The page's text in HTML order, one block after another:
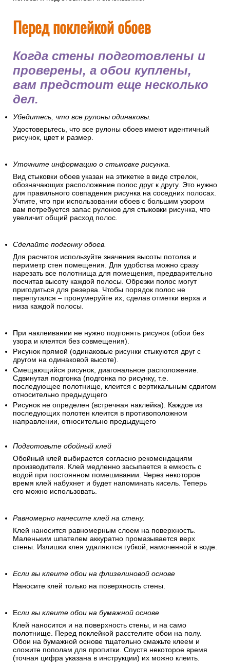
Перед поклейкой обоев
Когда стены подготовлены и
проверены, а обои куплены,
вам предстоит еще несколько
дел.
Убедитесь, что все рулоны одинаковы.
Удостоверьтесь, что все рулоны обоев имеют идентичный
рисунок, цвет и размер.
Уточните информацию о стыковке рисунка.
Вид стыковки обоев указан на этикетке в виде стрелок,
обозначающих расположение полос друг к другу. Это нужно
для правильного совпадения рисунка на соседних полосах.
Учтите, что при использовании обоев с большим узором
вам потребуется запас рулонов для стыковки рисунка, что
увеличит общий расход полос.
Сделайте подгонку обоев.
Для расчетов используйте значения высоты потолка и
периметр стен помещения. Для удобства можно сразу
нарезать все полотнища для помещения, предварительно
посчитав высоту каждой полосы. Обрезки полос могут
пригодиться для резерва. Чтобы порядок полос не
перепутался – пронумеруйте их, сделав отметки верха и
низа каждой полосы.
При наклеивании не нужно подгонять рисунок (обои без
узора и клеятся без совмещения).
Рисунок прямой (одинаковые рисунки стыкуются друг с
другом на одинаковой высоте).
Смещающийся рисунок, диагональное расположение.
Сдвинутая подгонка (подгонка по рисунку, т.е.
последующее полотнище, клеится с вертикальным сдвигом
относительно предыдущего
Рисунок не определен (встречная наклейка). Каждое из
последующих полотен клеится в противоположном
направлении, относительно предыдущего
Подготовьте обойный клей
Обойный клей выбирается согласно рекомендациям
производителя. Клей медленно засыпается в емкость с
водой при постоянном помешивании. Через некоторое
время клей набухнет и будет напоминать кисель. Теперь
его можно использовать.
Равномерно нанесите клей на стену.
Клей наносится равномерным слоем на поверхность.
Маленьким шпателем аккуратно промазывается верх
стены. Излишки клея удаляются губкой, намоченной в воде.
Если вы клеите обои на флизелиновой основе
Наносите клей только на поверхность стены.
Если вы клеите обои на бумажной основе
Клей наносится и на поверхность стены, и на само
полотнище. Перед поклейкой расстелите обои на полу.
Обои на бумажной основе тщательно смажьте клеем и
сложите пополам для пропитки. Спустя некоторое время
(точная цифра указана в инструкции) их можно клеить.